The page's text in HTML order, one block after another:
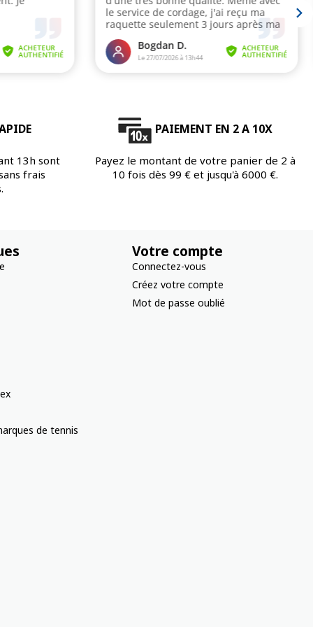
13h sont
frais
PAIEMENT EN 2 A 10X
Payez le montant de votre panier de 2 à
10 fois dès 99 € et jusqu'à 6000 €.
de tennis
Votre compte
Connectez-vous
Créez votre compte
Mot de passe oublié